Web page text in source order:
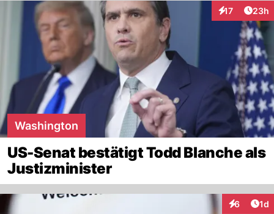
17
Interaktionen
23h
Washington
US-Senat bestätigt Todd Blanche als
Justizminister
6 1d